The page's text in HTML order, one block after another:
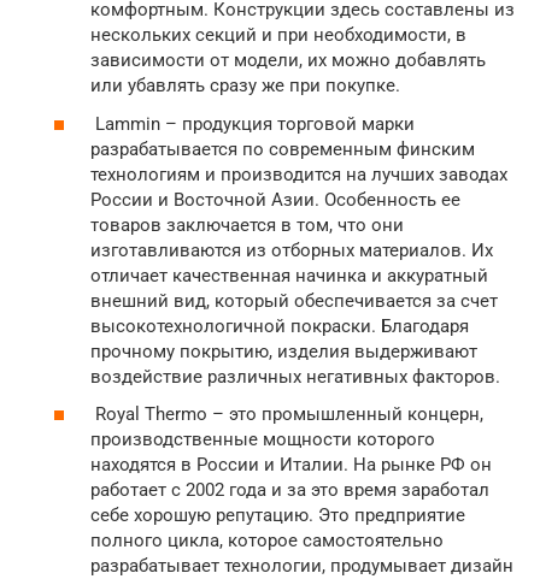
комфортным. Конструкции здесь составлены из
нескольких секций и при необходимости, в
зависимости от модели, их можно добавлять
или убавлять сразу же при покупке.
Lammin – продукция торговой марки
разрабатывается по современным финским
технологиям и производится на лучших заводах
России и Восточной Азии. Особенность ее
товаров заключается в том, что они
изготавливаются из отборных материалов. Их
отличает качественная начинка и аккуратный
внешний вид, который обеспечивается за счет
высокотехнологичной покраски. Благодаря
прочному покрытию, изделия выдерживают
воздействие различных негативных факторов.
Royal Thermo – это промышленный концерн,
производственные мощности которого
находятся в России и Италии. На рынке РФ он
работает с 2002 года и за это время заработал
себе хорошую репутацию. Это предприятие
полного цикла, которое самостоятельно
разрабатывает технологии, продумывает дизайн